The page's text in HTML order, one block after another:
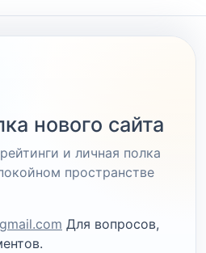
нового сайта
и личная полка
пространстве
Для вопросов,